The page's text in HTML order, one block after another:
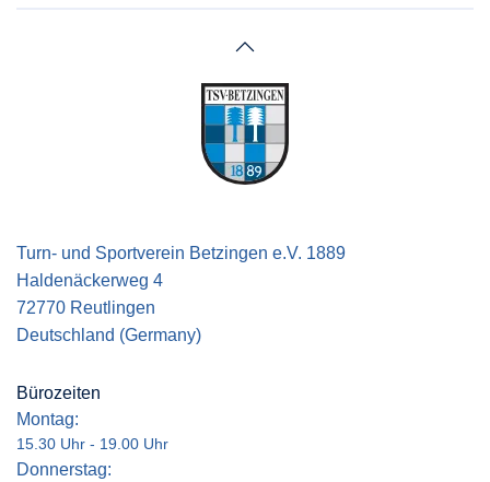
Turn- und Sportverein Betzingen e.V. 1889
Haldenäckerweg 4
72770 Reutlingen
Deutschland (Germany)
Bürozeiten
Montag:
15.30 Uhr - 19.00 Uhr
Donnerstag: